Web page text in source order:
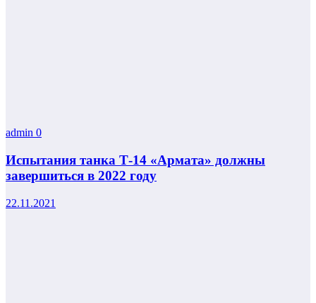
admin 0
Испытания танка Т-14 «Армата» должны
завершиться в 2022 году
22.11.2021